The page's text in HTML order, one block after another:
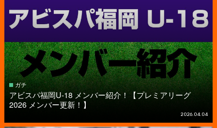
ガチ
アビスパ福岡U-18 メンバー紹介！【プレミアリーグ
2026 メンバー更新！】
2026.04.04